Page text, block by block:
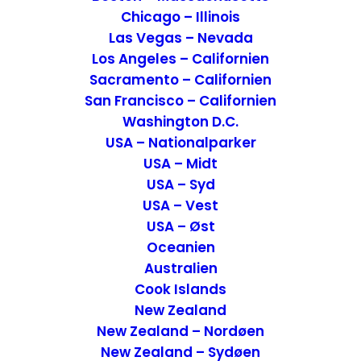
Chicago – Illinois
Las Vegas – Nevada
Los Angeles – Californien
Sacramento – Californien
San Francisco – Californien
Washington D.C.
USA – Nationalparker
USA – Midt
USA – Syd
USA – Vest
USA – Øst
Oceanien
Australien
Cook Islands
New Zealand
New Zealand – Nordøen
New Zealand – Sydøen
Bestilling af billetter til Færgen fra
England til Jersey
Vi havde hjemmefra købt vores
færgebillet. Vi havde udfyldt div. omkring
vores bil (mærke og nummerplade) og
vores navne. Derefter fik vi en mail, at vi et
par dage inden sejllasen, ville vi modtage
vores boarding kort.
Vi havde valgt at bestille færgebilletten i
god tid, fordi derfra hvor vi ville sejle fra,
var der kun en daglig afgang og færgen